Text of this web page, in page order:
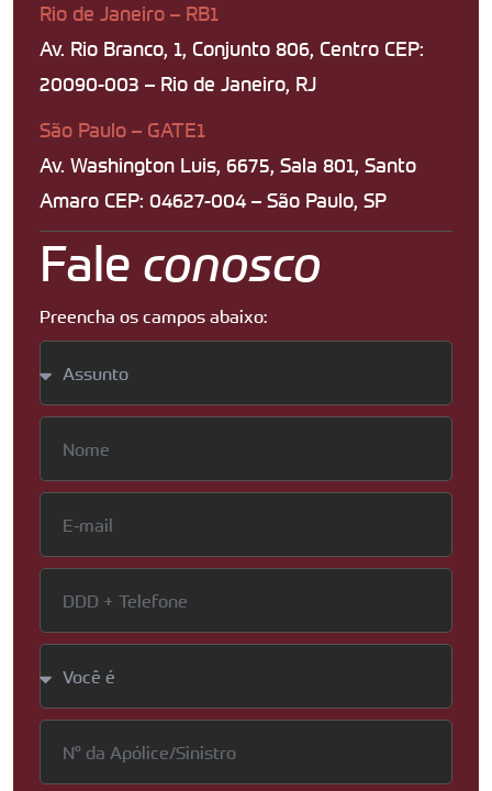
Rio de Janeiro – RB1
Av. Rio Branco, 1, Conjunto 806, Centro CEP:
20090-003 – Rio de Janeiro, RJ
São Paulo – GATE1
Av. Washington Luis, 6675, Sala 801, Santo
Amaro CEP: 04627-004 – São Paulo, SP
Fale conosco
Preencha os campos abaixo: